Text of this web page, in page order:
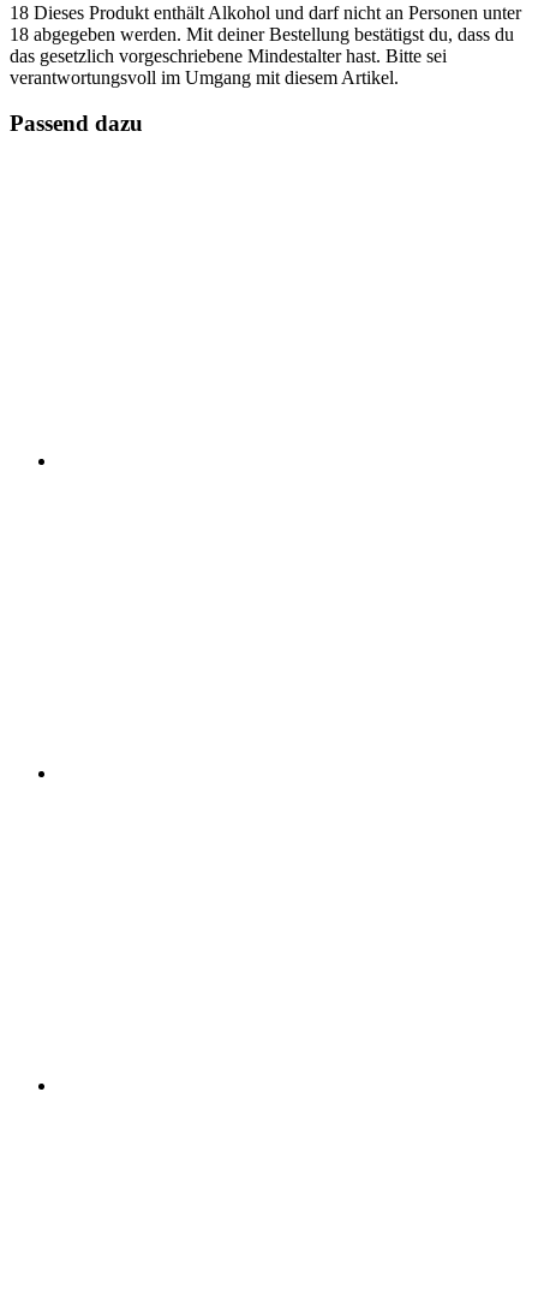
18 Dieses Produkt enthält Alkohol und darf nicht an Personen unter
18 abgegeben werden. Mit deiner Bestellung bestätigst du, dass du
das gesetzlich vorgeschriebene Mindestalter hast. Bitte sei
verantwortungsvoll im Umgang mit diesem Artikel.
Passend dazu